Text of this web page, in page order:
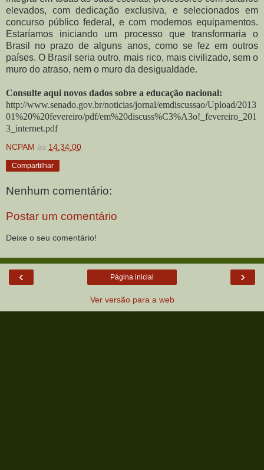
elevados, com dedicação exclusiva, e selecionados em
concurso público federal, e com modernos equipamentos.
Estaríamos iniciando um processo que transformaria o
Brasil no prazo de alguns anos, como se fez em outros
países. O Brasil seria outro, mais rico, mais civilizado, sem o
muro do atraso, nem o muro da desigualdade.
Consulte aqui novos dados sobre a educação nacional:
http://www.senado.gov.br/noticias/jornal/emdiscussao/Upload/2013
01%20%20fevereiro/pdf/em%20discuss%C3%A3o!_fevereiro_201
3_internet.pdf
NCPAM às 14:34:00
Compartilhar
Nenhum comentário:
Postar um comentário
Deixe o seu comentário!
‹ ›
Página inicial
Ver versão para a web